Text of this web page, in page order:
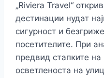
„Riviera Travel“
дестинации нудат
сигурност и
посетителите. При
предвид стапките
осветленоста на